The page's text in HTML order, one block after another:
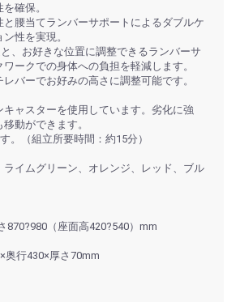
確保。
腰当てランバーサポートによるダブルケ
性を実現。
、お好きな位置に調整できるランバーサ
ークでの身体への負担を軽減します。
バーでお好みの高さに調整可能です。
キャスターを使用しています。劣化に強
動ができます。
。（組立所要時間：約15分）
ライムグリーン、オレンジ、レッド、ブル
870?980（座面高420?540）mm
奥行430×厚さ70mm